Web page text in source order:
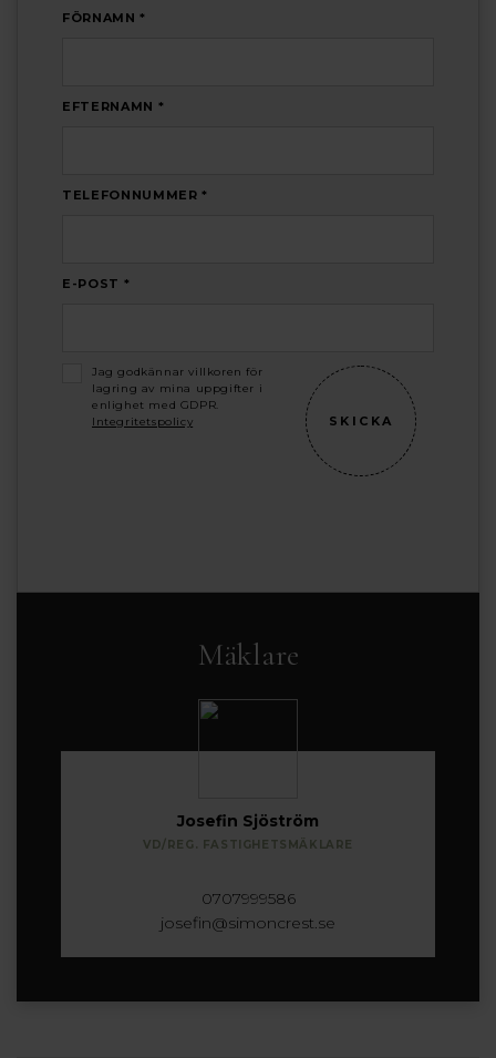
FÖRNAMN *
EFTERNAMN *
TELEFONNUMMER *
E-POST *
Jag godkännar villkoren för
lagring av mina uppgifter i
enlighet med GDPR.
Integritetspolicy
Mäklare
Josefin Sjöström
VD/REG. FASTIGHETSMÄKLARE
0707999586
josefin@simoncrest.se